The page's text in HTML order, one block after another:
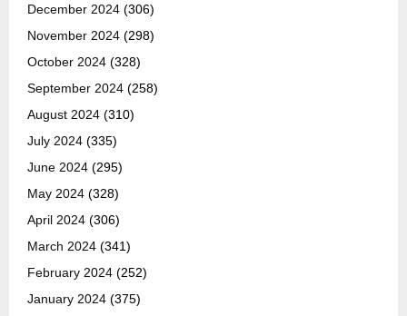
December 2024 (306)
November 2024 (298)
October 2024 (328)
September 2024 (258)
August 2024 (310)
July 2024 (335)
June 2024 (295)
May 2024 (328)
April 2024 (306)
March 2024 (341)
February 2024 (252)
January 2024 (375)